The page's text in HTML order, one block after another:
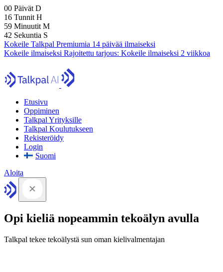
00 Päivät D
16 Tunnit H
59 Minuutit M
41 Sekuntia S
Kokeile Talkpal Premiumia 14 päivää ilmaiseksi
Kokeile ilmaiseksi Rajoitettu tarjous: Kokeile ilmaiseksi 2 viikkoa
Etusivu
Oppiminen
Talkpal Yrityksille
Talkpal Koulutukseen
Rekisteröidy
Login
Suomi
Aloita
Opi kieliä nopeammin tekoälyn avulla
Talkpal tekee tekoälystä sun oman kielivalmentajan